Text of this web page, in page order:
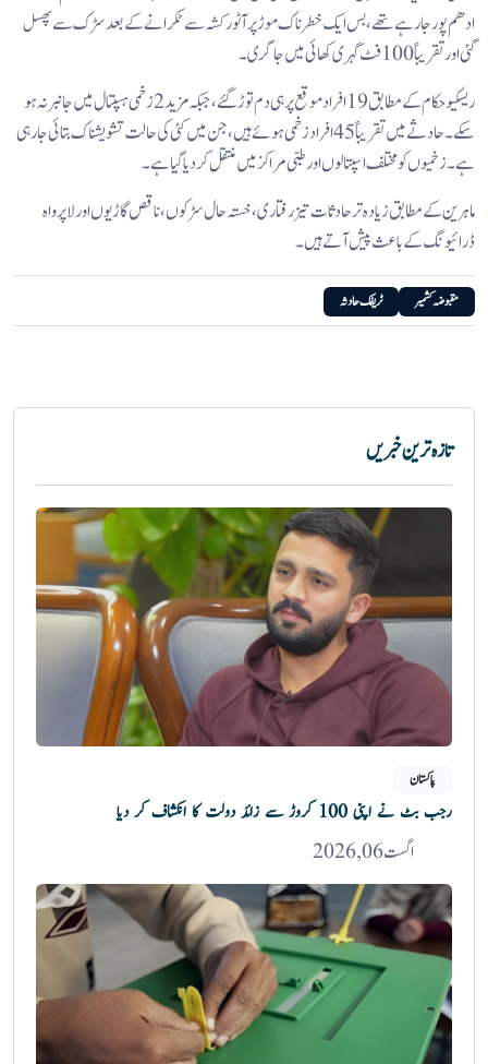
ادھم پور جا رہے تھے، بس ایک خطرناک موڑ پر آٹو رکشہ سے ٹکرانے کے بعد سڑک سے پھسل
گئی اور تقریباً 100 فٹ گہری کھائی میں جا گری۔
ریسکیو حکام کے مطابق 19 افراد موقع پر ہی دم توڑ گئے، جبکہ مزید 2 زخمی ہسپتال میں جانبر نہ ہو
سکے۔ حادثے میں تقریباً 45 افراد زخمی ہوئے ہیں، جن میں کئی کی حالت تشویشناک بتائی جا رہی
ہے۔ زخمیوں کو مختلف اسپتالوں اور طبی مراکز میں منتقل کر دیا گیا ہے۔
ماہرین کے مطابق زیادہ تر حادثات تیز رفتاری، خستہ حال سڑکوں، ناقص گاڑیوں اور لاپرواہ
ڈرائیونگ کے باعث پیش آتے ہیں۔
مقبوضہ کشمیر ٹریفک حادثہ
تازہ ترین خبریں
پاکستان
رجب بٹ نے اپنی 100 کروڑ سے زائد دولت کا انکشاف کر دیا
اگست 06, 2026